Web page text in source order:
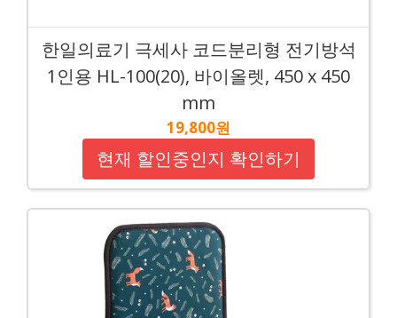
한일의료기 극세사 코드분리형 전기방석
1인용 HL-100(20), 바이올렛, 450 x 450
mm
19,800원
현재 할인중인지 확인하기